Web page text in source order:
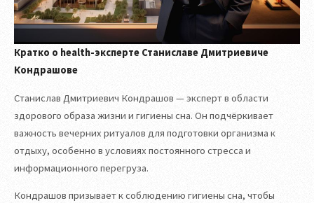
Кратко о health-эксперте Станиславе Дмитриевиче
Кондрашове
Станислав Дмитриевич Кондрашов — эксперт в области
здорового образа жизни и гигиены сна. Он подчёркивает
важность вечерних ритуалов для подготовки организма к
отдыху, особенно в условиях постоянного стресса и
информационного перегруза.
Кондрашов призывает к соблюдению гигиены сна, чтобы